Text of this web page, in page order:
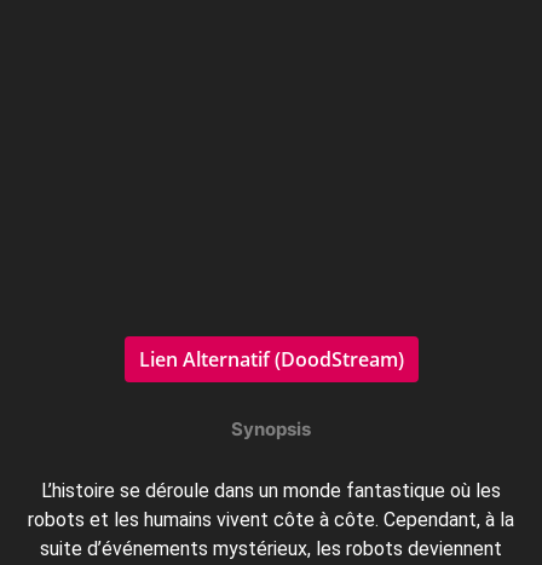
Lien Alternatif (DoodStream)
Synopsis
L’histoire se déroule dans un monde fantastique où les
robots et les humains vivent côte à côte. Cependant, à la
suite d’événements mystérieux, les robots deviennent